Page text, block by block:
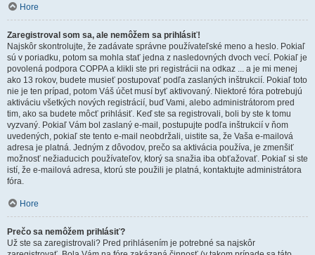
Hore
Zaregistroval som sa, ale nemôžem sa prihlásiť!
Najskôr skontrolujte, že zadávate správne používateľské meno a heslo. Pokiaľ
sú v poriadku, potom sa mohla stať jedna z nasledovných dvoch vecí. Pokiaľ je
povolená podpora COPPA a klikli ste pri registrácii na odkaz ... a je mi menej
ako 13 rokov, budete musieť postupovať podľa zaslaných inštrukcií. Pokiaľ toto
nie je ten prípad, potom Váš účet musí byť aktivovaný. Niektoré fóra potrebujú
aktiváciu všetkých nových registrácií, buď Vami, alebo administrátorom pred
tim, ako sa budete môcť prihlásiť. Keď ste sa registrovali, boli by ste k tomu
vyzvaný. Pokiaľ Vám bol zaslaný e-mail, postupujte podľa inštrukcií v ňom
uvedených, pokiaľ ste tento e-mail neobdržali, uistite sa, že Vaša e-mailová
adresa je platná. Jedným z dôvodov, prečo sa aktivácia používa, je zmenšiť
možnosť nežiaducich používateľov, ktorý sa snažia iba obťažovať. Pokiaľ si ste
istí, že e-mailová adresa, ktorú ste použili je platná, kontaktujte administrátora
fóra.
Hore
Prečo sa nemôžem prihlásiť?
Už ste sa zaregistrovali? Pred prihlásením je potrebné sa najskôr